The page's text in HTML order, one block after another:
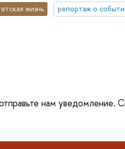
жизнь репортаж о
нам уведомление.